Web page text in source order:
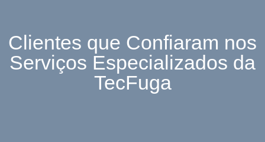
Clientes que Confiaram nos
Serviços Especializados da
TecFuga